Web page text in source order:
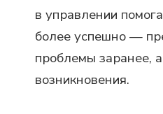
в управлении
более успешно —
проблемы заранее,
возникновения.